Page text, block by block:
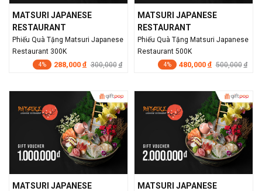
MATSURI JAPANESE
RESTAURANT
Phiếu Quà Tặng Matsuri Japanese
Restaurant 300K
4% 288,000 đ 300,000 đ
MATSURI JAPANESE
RESTAURANT
Phiếu Quà Tặng Matsuri Japanese
Restaurant 500K
4% 480,000 đ 500,000 đ
MATSURI JAPANESE
MATSURI JAPANESE